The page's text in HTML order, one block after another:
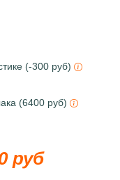
(-300 руб)
(6400 руб)
руб